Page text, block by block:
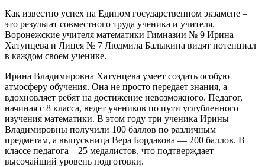
Как известно успех на Едином государственном экзамене –
это результат совместного труда ученика и учителя.
Воронежские учителя математики Гимназии № 9 Ирина
Хатунцева и Лицея № 7 Людмила Балыкина видят потенциал
в каждом своем ученике.
Ирина Владимировна Хатунцева умеет создать особую
атмосферу обучения. Она не просто передает знания, а
вдохновляет ребят на достижение невозможного. Педагог,
начиная с 8 класса, ведет учеников по пути углубленного
изучения математики. В этом году три ученика Ирины
Владимировны получили 100 баллов по различным
предметам, а выпускница Вера Бордакова — 200 баллов. В
классе педагога – 25 медалистов, что подтверждает
высочайший уровень подготовки.